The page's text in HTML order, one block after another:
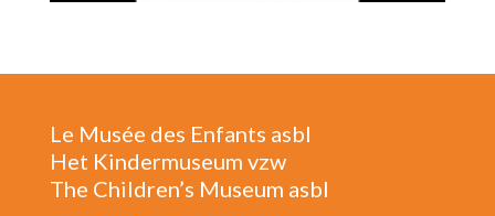
Le Musée des Enfants asbl
Het Kindermuseum vzw
The Children’s Museum asbl